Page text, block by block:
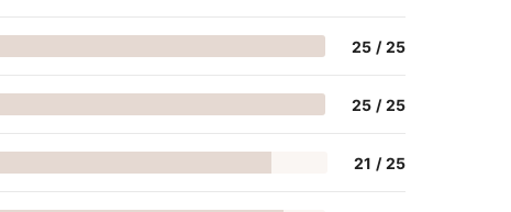
25 / 25
25 / 25
21 / 25